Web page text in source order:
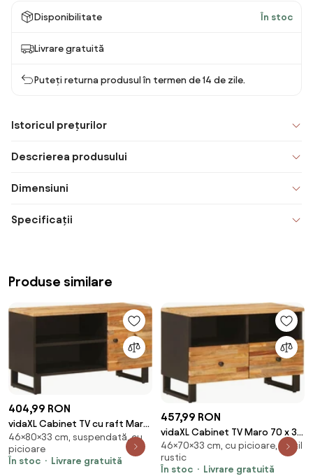
Disponibilitate În stoc
Livrare gratuită
Puteți returna produsul în termen de 14 de zile.
Istoricul prețurilor
Descrierea produsului
Dimensiuni
Specificații
Produse similare
404,99 RON
vidaXL Cabinet TV cu raft Maro
80 x 33 x 46 cm Lemn de mango
solid
46×80×33 cm, suspendată, cu
picioare
În stoc
Livrare gratuită
457,99 RON
vidaXL Cabinet TV Maro 70 x 33
x 46 cm Lemn de mango solid
46×70×33 cm, cu picioare, în stil
rustic
În stoc
Livrare gratuită